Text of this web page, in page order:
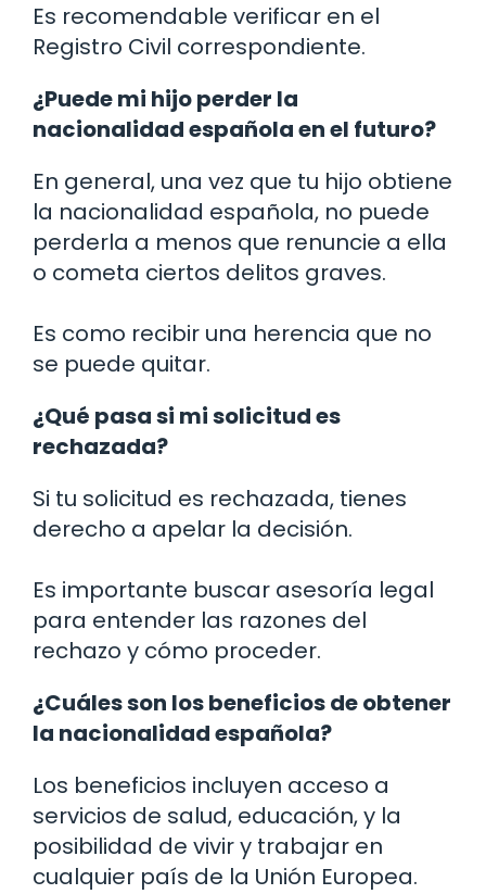
Es recomendable verificar en el
Registro Civil correspondiente.
¿Puede mi hijo perder la
nacionalidad española en el futuro?
En general, una vez que tu hijo obtiene
la nacionalidad española, no puede
perderla a menos que renuncie a ella
o cometa ciertos delitos graves.
Es como recibir una herencia que no
se puede quitar.
¿Qué pasa si mi solicitud es
rechazada?
Si tu solicitud es rechazada, tienes
derecho a apelar la decisión.
Es importante buscar asesoría legal
para entender las razones del
rechazo y cómo proceder.
¿Cuáles son los beneficios de obtener
la nacionalidad española?
Los beneficios incluyen acceso a
servicios de salud, educación, y la
posibilidad de vivir y trabajar en
cualquier país de la Unión Europea.